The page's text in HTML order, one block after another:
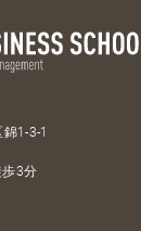
1-3-1
3分